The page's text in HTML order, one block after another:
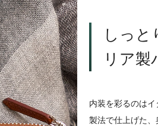
しっと
リア製
内装を彩るのは
製法で仕上げた